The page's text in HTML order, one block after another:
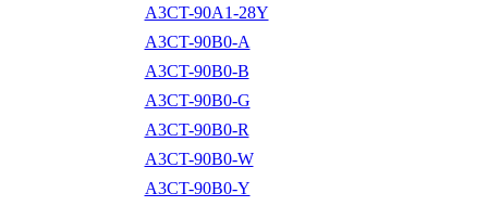
A3CT-90A1-28Y
A3CT-90B0-A
A3CT-90B0-B
A3CT-90B0-G
A3CT-90B0-R
A3CT-90B0-W
A3CT-90B0-Y